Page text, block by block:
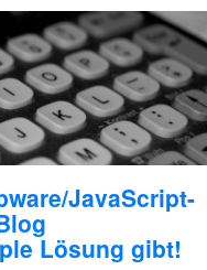
JavaScript-
Lösung gibt!